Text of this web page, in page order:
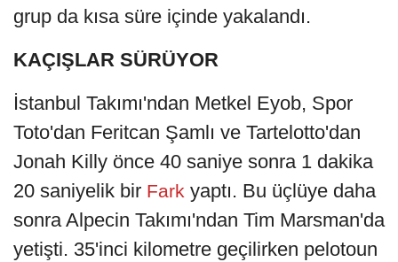
grup da kısa süre içinde yakalandı.
KAÇIŞLAR SÜRÜYOR
İstanbul Takımı'ndan Metkel Eyob, Spor
Toto'dan Feritcan Şamlı ve Tartelotto'dan
Jonah Killy önce 40 saniye sonra 1 dakika
20 saniyelik bir Fark yaptı. Bu üçlüye daha
sonra Alpecin Takımı'ndan Tim Marsman'da
yetişti. 35'inci kilometre geçilirken pelotoun